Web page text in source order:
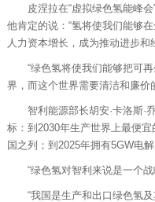
皮涅拉在“虚拟绿色氢能峰
他肯定的说：“氢将使我们能够
人力资本增长，成为推动进步和
“绿色氢将使我们能够把可
界，而这个世界需要清洁和廉价
智利能源部长胡安·卡洛斯·
标：到2030年生产世界上最便
国之列；到2025年拥有5GW电解
“绿色氢对智利来说是一个战
“我国是生产和出口绿色氢